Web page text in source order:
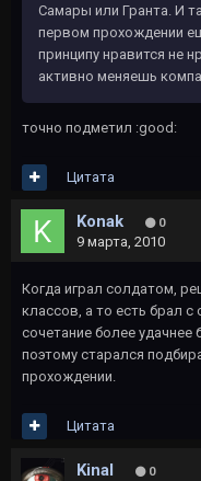
Самары или Гранта. И
первом прохождении
принципу нравится не
активно меняешь
точно подметил :good:
Цитата
Konak 0
9 марта, 2010
Когда играл солдатом,
классов, а то есть брал
сочетание более
поэтому старался
прохождении.
Цитата
Kinal 0